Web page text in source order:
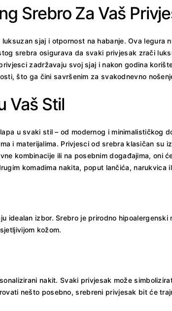
Srebro Za Vaš
sjaj i otpornost na habanje. Ova legura
srebra osigurava da svaki privjesak zrači
zadržavaju svoj sjaj i nakon godina
što ga čini savršenim za svakodnevno
Vaš Stil
u svaki stil – od modernog i minimalističkog
i materijalima. Privjesci od srebra klasičan su
kombinacije ili na posebnim događajima,
komadima nakita, poput lančića,
idealan izbor. Srebro je prirodno
kožom.
nakit. Svaki privjesak može
nešto posebno, srebreni privjesak bit će